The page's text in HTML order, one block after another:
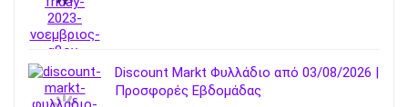
Discount Markt Φυλλάδιο από 03/08/2026 |
Προσφορές Εβδομάδας